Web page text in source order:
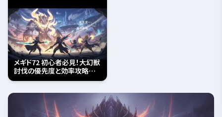
メギド72 初心者必見！大幻獣
討伐の優先度と効率攻略ガイ
ド